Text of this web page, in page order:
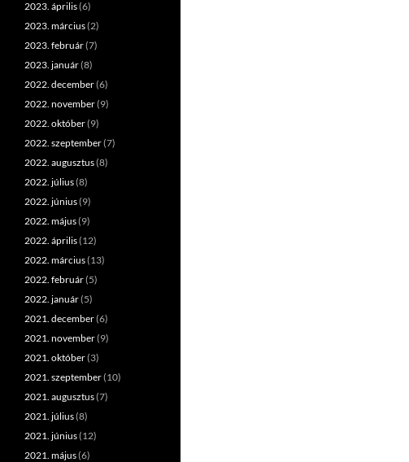
2023. április(6)
2023. március(2)
2023. február(7)
2023. január(8)
2022. december(6)
2022. november(9)
2022. október(9)
2022. szeptember(7)
2022. augusztus(8)
2022. július(8)
2022. június(9)
2022. május(9)
2022. április(12)
2022. március(13)
2022. február(5)
2022. január(5)
2021. december(6)
2021. november(9)
2021. október(3)
2021. szeptember(10)
2021. augusztus(7)
2021. július(8)
2021. június(12)
2021. május(6)